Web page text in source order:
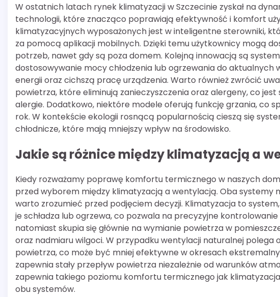
W ostatnich latach rynek klimatyzacji w Szczecinie zyskał na
technologii, które znacząco poprawiają efektywność i komfort
klimatyzacyjnych wyposażonych jest w inteligentne sterowniki,
za pomocą aplikacji mobilnych. Dzięki temu użytkownicy mogą
potrzeb, nawet gdy są poza domem. Kolejną innowacją są
dostosowywanie mocy chłodzenia lub ogrzewania do aktualnych
energii oraz cichszą pracę urządzenia. Warto również zwrócić
powietrza, które eliminują zanieczyszczenia oraz alergeny, co
alergie. Dodatkowo, niektóre modele oferują funkcję grzania, co
rok. W kontekście ekologii rosnącą popularnością cieszą się
chłodnicze, które mają mniejszy wpływ na środowisko.
Jakie są różnice między klimatyzacją a
Kiedy rozważamy poprawę komfortu termicznego w naszych
przed wyborem między klimatyzacją a wentylacją. Oba systemy
warto zrozumieć przed podjęciem decyzji. Klimatyzacja to
je schładza lub ogrzewa, co pozwala na precyzyjne
natomiast skupia się głównie na wymianie powietrza w
oraz nadmiaru wilgoci. W przypadku wentylacji naturalnej polega
powietrza, co może być mniej efektywne w okresach
zapewnia stały przepływ powietrza niezależnie od warunków
zapewnia takiego poziomu komfortu termicznego jak
obu systemów.